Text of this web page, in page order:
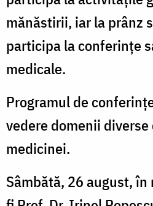
mănăstirii, iar la prânz
participa la conferințe
medicale.
Programul de
vedere domenii
medicinei.
Sâmbătă, 26 august,